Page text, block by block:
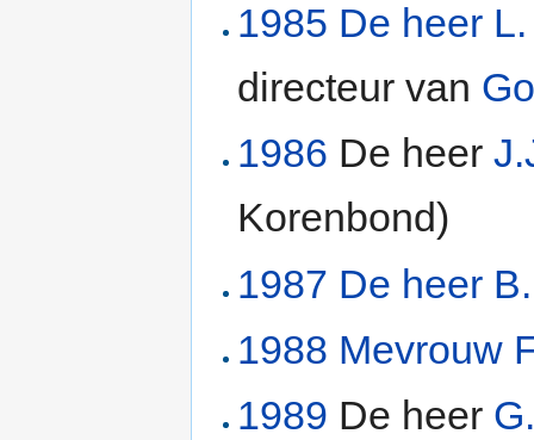
1985 De heer
directeur van
1986 De heer
Korenbond)
1987 De heer
1988 Mevrouw
1989 De heer